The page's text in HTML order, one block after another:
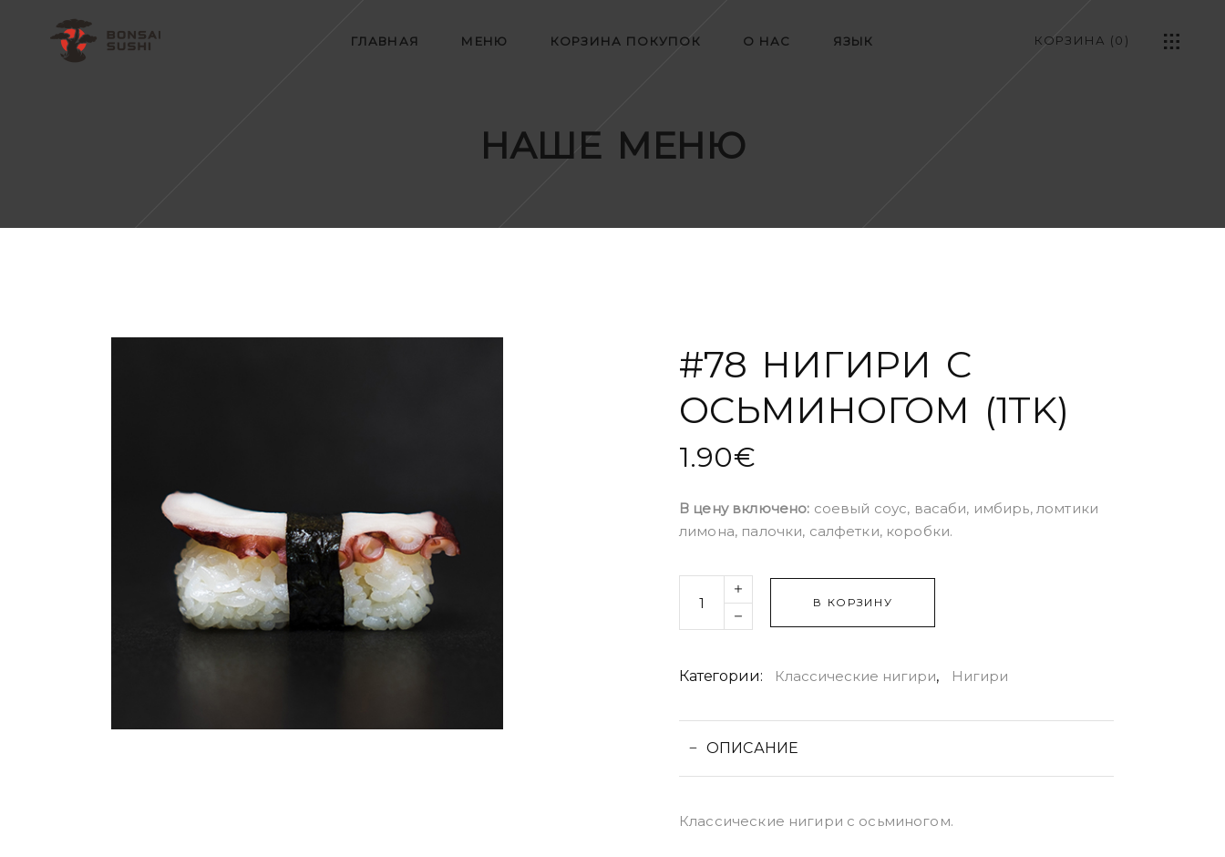
ГЛАВНАЯ МЕНЮ КОРЗИНА ПОКУПОК О НАС ЯЗЫК КОРЗИНА (0)
НАШЕ МЕНЮ
#78 НИГИРИ С
ОСЬМИНОГОМ (1TK)
1.90€
В цену включено: соевый соус, васаби, имбирь, ломтики
лимона, палочки, салфетки, коробки.
Quantity
В КОРЗИНУ
Категории: Классические нигири, Нигири
ОПИСАНИЕ
Классические нигири с осьминогом.